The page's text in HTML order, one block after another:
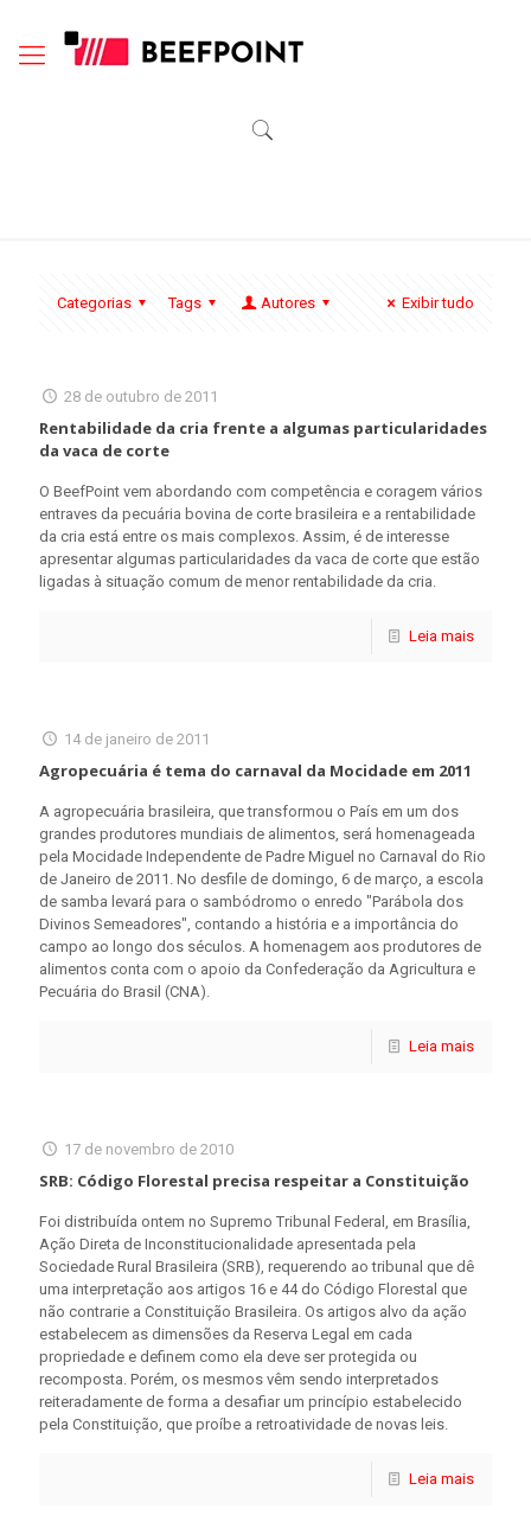
Categorias Tags Autores Exibir tudo
28 de outubro de 2011
Rentabilidade da cria frente a algumas particularidades
da vaca de corte
O BeefPoint vem abordando com competência e coragem vários
entraves da pecuária bovina de corte brasileira e a rentabilidade
da cria está entre os mais complexos. Assim, é de interesse
apresentar algumas particularidades da vaca de corte que estão
ligadas à situação comum de menor rentabilidade da cria.
Leia mais
14 de janeiro de 2011
Agropecuária é tema do carnaval da Mocidade em 2011
A agropecuária brasileira, que transformou o País em um dos
grandes produtores mundiais de alimentos, será homenageada
pela Mocidade Independente de Padre Miguel no Carnaval do Rio
de Janeiro de 2011. No desfile de domingo, 6 de março, a escola
de samba levará para o sambódromo o enredo "Parábola dos
Divinos Semeadores", contando a história e a importância do
campo ao longo dos séculos. A homenagem aos produtores de
alimentos conta com o apoio da Confederação da Agricultura e
Pecuária do Brasil (CNA).
Leia mais
17 de novembro de 2010
SRB: Código Florestal precisa respeitar a Constituição
Foi distribuída ontem no Supremo Tribunal Federal, em Brasília,
Ação Direta de Inconstitucionalidade apresentada pela
Sociedade Rural Brasileira (SRB), requerendo ao tribunal que dê
uma interpretação aos artigos 16 e 44 do Código Florestal que
não contrarie a Constituição Brasileira. Os artigos alvo da ação
estabelecem as dimensões da Reserva Legal em cada
propriedade e definem como ela deve ser protegida ou
recomposta. Porém, os mesmos vêm sendo interpretados
reiteradamente de forma a desafiar um princípio estabelecido
pela Constituição, que proíbe a retroatividade de novas leis.
Leia mais